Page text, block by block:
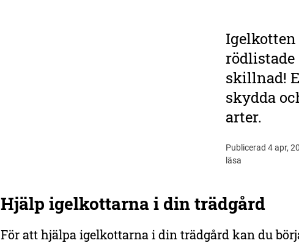
Igelkotten
skillnad!
skydda
arter.
Publicerad 4 apr,
läsa
Hjälp igelkottarna i din trädgård
För att hjälpa igelkottarna i din trädgård kan du